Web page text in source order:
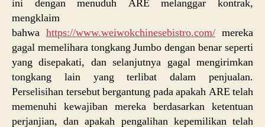
ini dengan menuduh ARE melanggar kontrak,
mengklaim
bahwa https://www.weiwokchinesebistro.com/ mereka
gagal memelihara tongkang Jumbo dengan benar seperti
yang disepakati, dan selanjutnya gagal mengirimkan
tongkang lain yang terlibat dalam penjualan.
Perselisihan tersebut bergantung pada apakah ARE telah
memenuhi kewajiban mereka berdasarkan ketentuan
perjanjian, dan apakah pengalihan kepemilikan telah